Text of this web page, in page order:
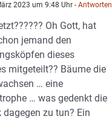
2023 um 9:48 Uhr - Antworten
Oh Gott, hat
jemand den
dieses
mitgeteilt?? Bäume die
… eine
… was gedenkt die
dagegen zu tun? Ein